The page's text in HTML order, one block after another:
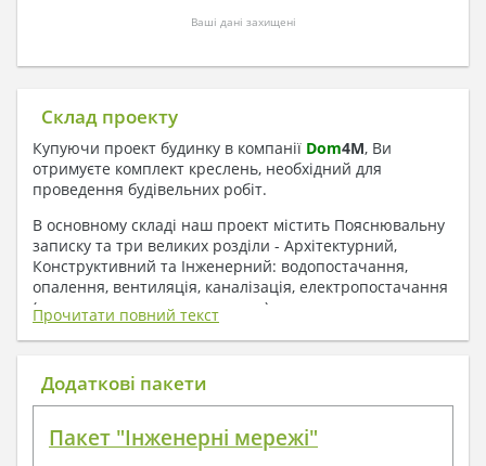
Ваші дані захищені
Склад проекту
Купуючи проект будинку в компанії Dom4M, Ви
отримуєте комплект креслень, необхідний для
проведення будівельних робіт.
В основному складі наш проект містить Пояснювальну
записку та три великих розділи - Архітектурний,
Конструктивний та Інженерний: водопостачання,
опалення, вентиляція, каналізація, електропостачання
( купується за додаткову плату ).
1. До складу Архітектурного розділу
входять:
План покрівлі
Прочитати повний текст
Додаткові пакети
Пакет "Інженерні мережі"